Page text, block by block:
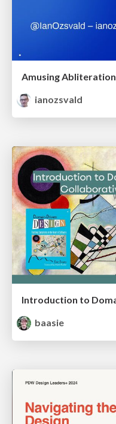
Amusing Abliteration
ianozsvald
baasie